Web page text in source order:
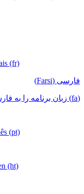
(fr)
فارسی (Farsi)
(fa) زبان برنامه را به فارسی تغییر دهید
(pt)
(ht)